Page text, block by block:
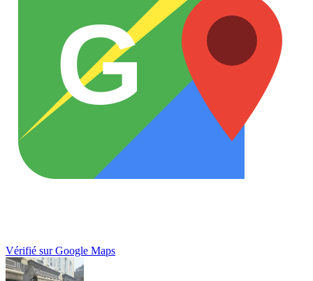
G
Vérifié sur Google Maps